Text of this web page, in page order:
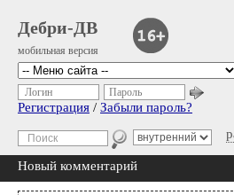
Дебри-ДВ
мобильная версия
Логин Пароль
Регистрация / Забыли пароль?
Новый комментарий